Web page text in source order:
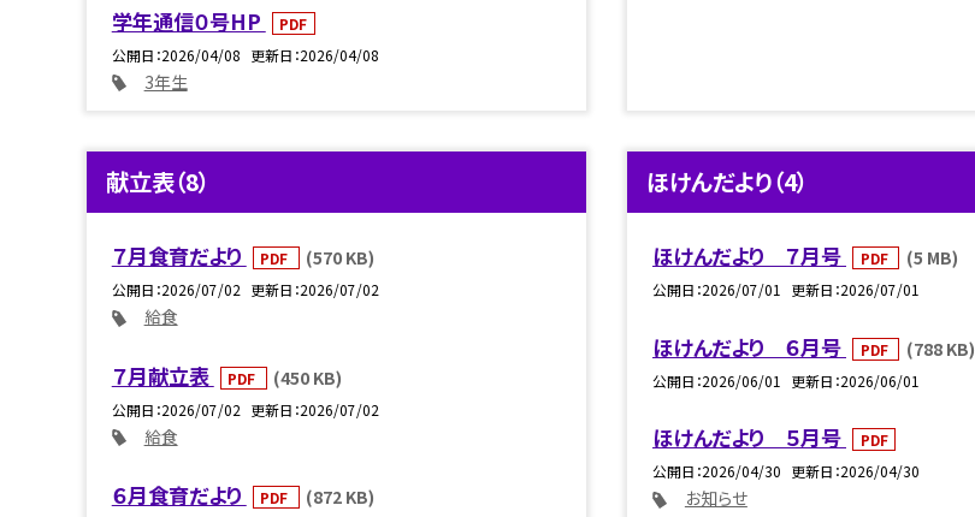
学年通信０号HP
PDF
公開日 2026/04/08 更新日 2026/04/08
3年生
献立表（8）
７月食育だより PDF (570 KB)
公開日 2026/07/02 更新日 2026/07/02
給食
７月献立表 PDF (450 KB)
公開日 2026/07/02 更新日 2026/07/02
給食
６月食育だより PDF (872 KB)
ほけんだより（4）
ほけんだより ７月号 PDF (5 MB)
公開日 2026/07/01 更新日 2026/07/01
ほけんだより ６月号 PDF (788 KB)
公開日 2026/06/01 更新日 2026/06/01
ほけんだより ５月号
PDF
公開日 2026/04/30 更新日 2026/04/30
お知らせ